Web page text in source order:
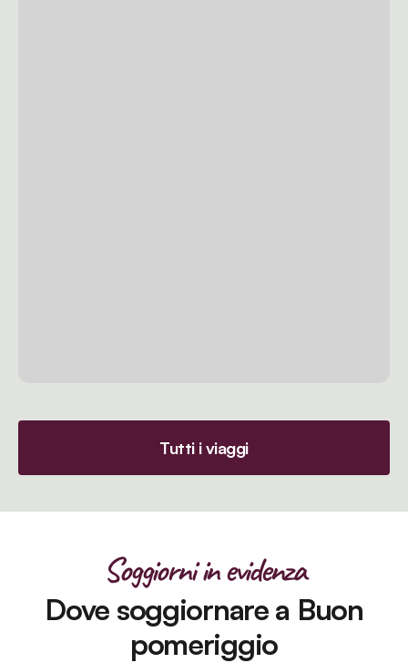
Tutti i viaggi
Soggiorni in evidenza
Dove soggiornare a Buon
pomeriggio